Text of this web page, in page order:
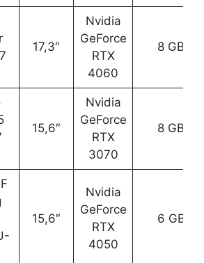
17,3″
Nvidia
GeForce
RTX
4060
8 GB
15,6″
Nvidia
GeForce
RTX
3070
8 GB
15,6″
Nvidia
GeForce
RTX
4050
6 GB